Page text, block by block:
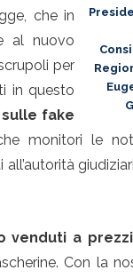
che in
al nuovo
per
in questo
fake
monitori le
venduti a
Con la